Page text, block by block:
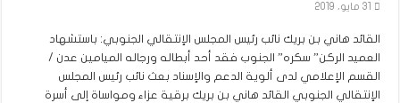
31 مايو، 2019
القائد هاني بن بريك نائب رئيس المجلس الإنتقالي الجنوبي: باستشهاد
العميد الركن” سكره” الجنوب فقد أحد أبطاله ورجاله الميامين عدن /
القسم الإعلامي لدى ألوية الدعم والإسناد بعث نائب رئيس المجلس
الإنتقالي الجنوبي القائد هاني بن بريك برقية عزاء ومواساة إلى أسرة